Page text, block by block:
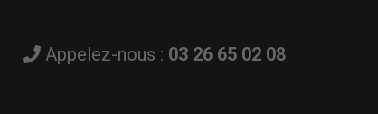
Appelez-nous : 03 26 65 02 08